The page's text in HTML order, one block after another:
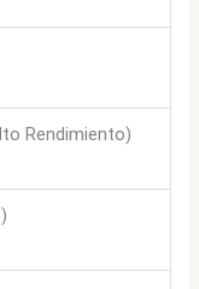
Rendimiento)